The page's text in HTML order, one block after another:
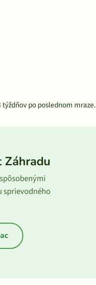
po poslednom mraze.
sprievodného